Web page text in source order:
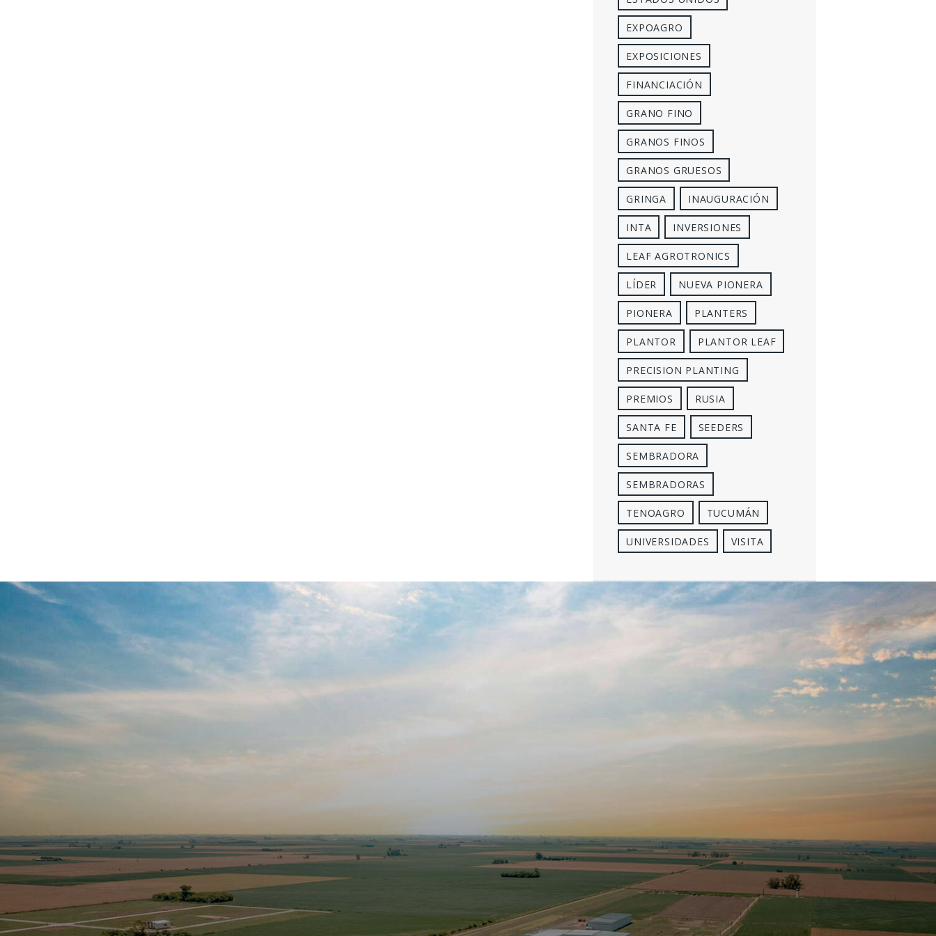
EXPOAGRO
EXPOSICIONES
FINANCIACIÓN
GRANO FINO
GRANOS FINOS
GRANOS GRUESOS
GRINGA INAUGURACIÓN
INTA INVERSIONES
LEAF AGROTRONICS
LÍDER NUEVA PIONERA
PIONERA PLANTERS
PLANTOR PLANTOR LEAF
PRECISION PLANTING
PREMIOS RUSIA
SANTA FE SEEDERS
SEMBRADORA
SEMBRADORAS
TENOAGRO TUCUMÁN
UNIVERSIDADES VISITA